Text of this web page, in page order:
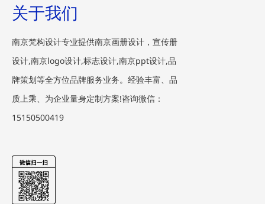
关于我们
南京梵构设计专业提供南京画册设计，宣传册
设计,南京logo设计,标志设计,南京ppt设计,品
牌策划等全方位品牌服务业务。经验丰富、品
质上乘、为企业量身定制方案!咨询微信：
15150500419